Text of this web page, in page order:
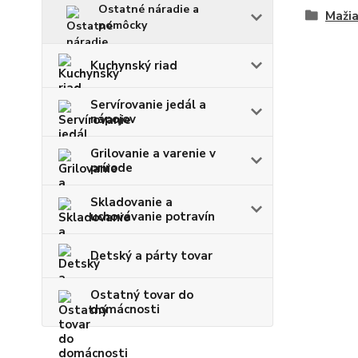
Ostatné náradie a
pomôcky
Kuchynský riad
Servírovanie jedál a
nápojov
Grilovanie a varenie v
prírode
Skladovanie a
uchovávanie potravín
Detský a párty tovar
Ostatný tovar do
domácnosti